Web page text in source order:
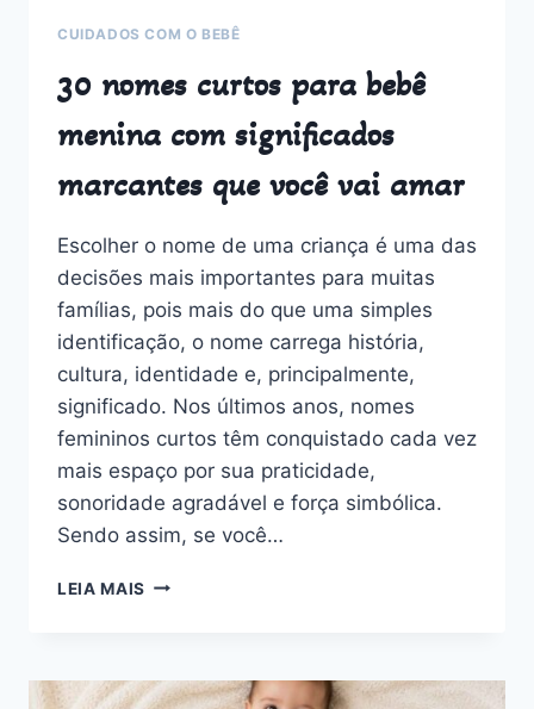
CUIDADOS COM O BEBÊ
30 nomes curtos para bebê
menina com significados
marcantes que você vai amar
Escolher o nome de uma criança é uma das
decisões mais importantes para muitas
famílias, pois mais do que uma simples
identificação, o nome carrega história,
cultura, identidade e, principalmente,
significado. Nos últimos anos, nomes
femininos curtos têm conquistado cada vez
mais espaço por sua praticidade,
sonoridade agradável e força simbólica.
Sendo assim, se você…
LEIA MAIS 30
BEBÊ